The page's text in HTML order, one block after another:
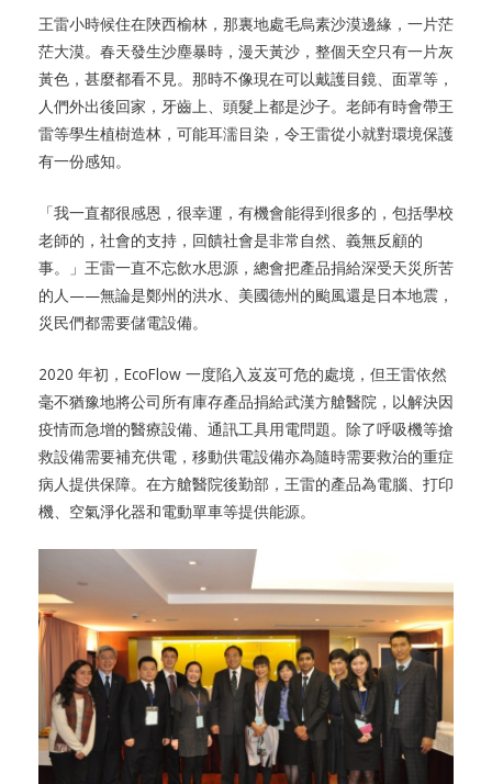
王雷小時候住在陜西榆林，那裏地處毛烏素沙漠邊緣，一片茫
茫大漠。春天發生沙塵暴時，漫天黃沙，整個天空只有一片灰
黃色，甚麼都看不見。那時不像現在可以戴護目鏡、面罩等，
人們外出後回家，牙齒上、頭髮上都是沙子。老師有時會帶王
雷等學生植樹造林，可能耳濡目染，令王雷從小就對環境保護
有一份感知。
「我一直都很感恩，很幸運，有機會能得到很多的，包括學校
老師的，社會的支持，回饋社會是非常自然、義無反顧的
事。」王雷一直不忘飲水思源，總會把產品捐給深受天災所苦
的人——無論是鄭州的洪水、美國德州的颱風還是日本地震，
災民們都需要儲電設備。
2020 年初，EcoFlow 一度陷入岌岌可危的處境，但王雷依然
毫不猶豫地將公司所有庫存產品捐給武漢方艙醫院，以解決因
疫情而急增的醫療設備、通訊工具用電問題。除了呼吸機等搶
救設備需要補充供電，移動供電設備亦為隨時需要救治的重症
病人提供保障。在方艙醫院後勤部，王雷的產品為電腦、打印
機、空氣淨化器和電動單車等提供能源。